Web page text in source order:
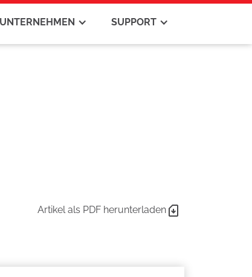
UNTERNEHMEN SUPPORT
Artikel als PDF herunterladen